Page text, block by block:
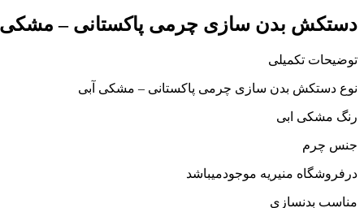
دستکش بدن سازی چرمی پاکستانی – مشکی
توضیحات تکمیلی
نوع دستکش بدن سازی چرمی پاکستانی – مشکی آبی
رنگ مشکی ابی
جنس چرم
درفروشگاه منیریه موجودمیباشد
مناسب بدنسازی